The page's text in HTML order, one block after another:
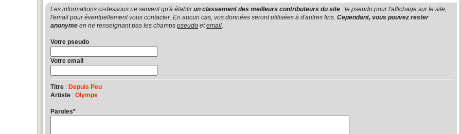
Les informations ci-dessous ne servent qu'à établirun classement des meilleurs contributeurs du site : le pseudo pour l'affichage sur le site,
l'email pour éventuellement vous contacter. En aucun cas, vos données seront utilisées à d'autres fins. Cependant, vous pouvez rester
anonyme en ne renseignant pas les champs pseudo etemail.
Votre pseudo
Votre email
Titre : Depuis Peu
Artiste : Olympe
Paroles*